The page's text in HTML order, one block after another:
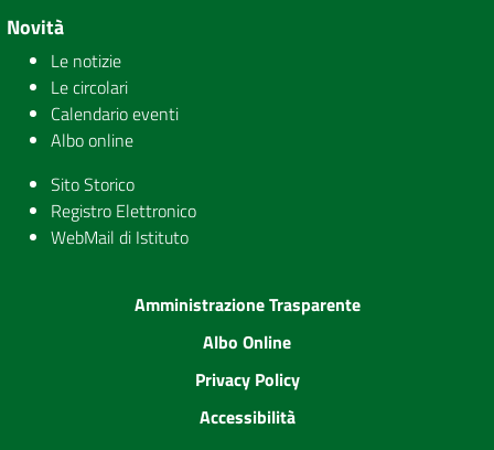
Novità
Le notizie
Le circolari
Calendario eventi
Albo online
Sito Storico
Registro Elettronico
WebMail di Istituto
Amministrazione Trasparente
Albo Online
Privacy Policy
Accessibilità